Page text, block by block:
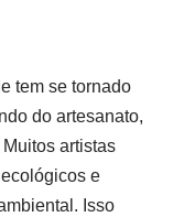
tem se tornado
do artesanato,
artistas
e
Isso